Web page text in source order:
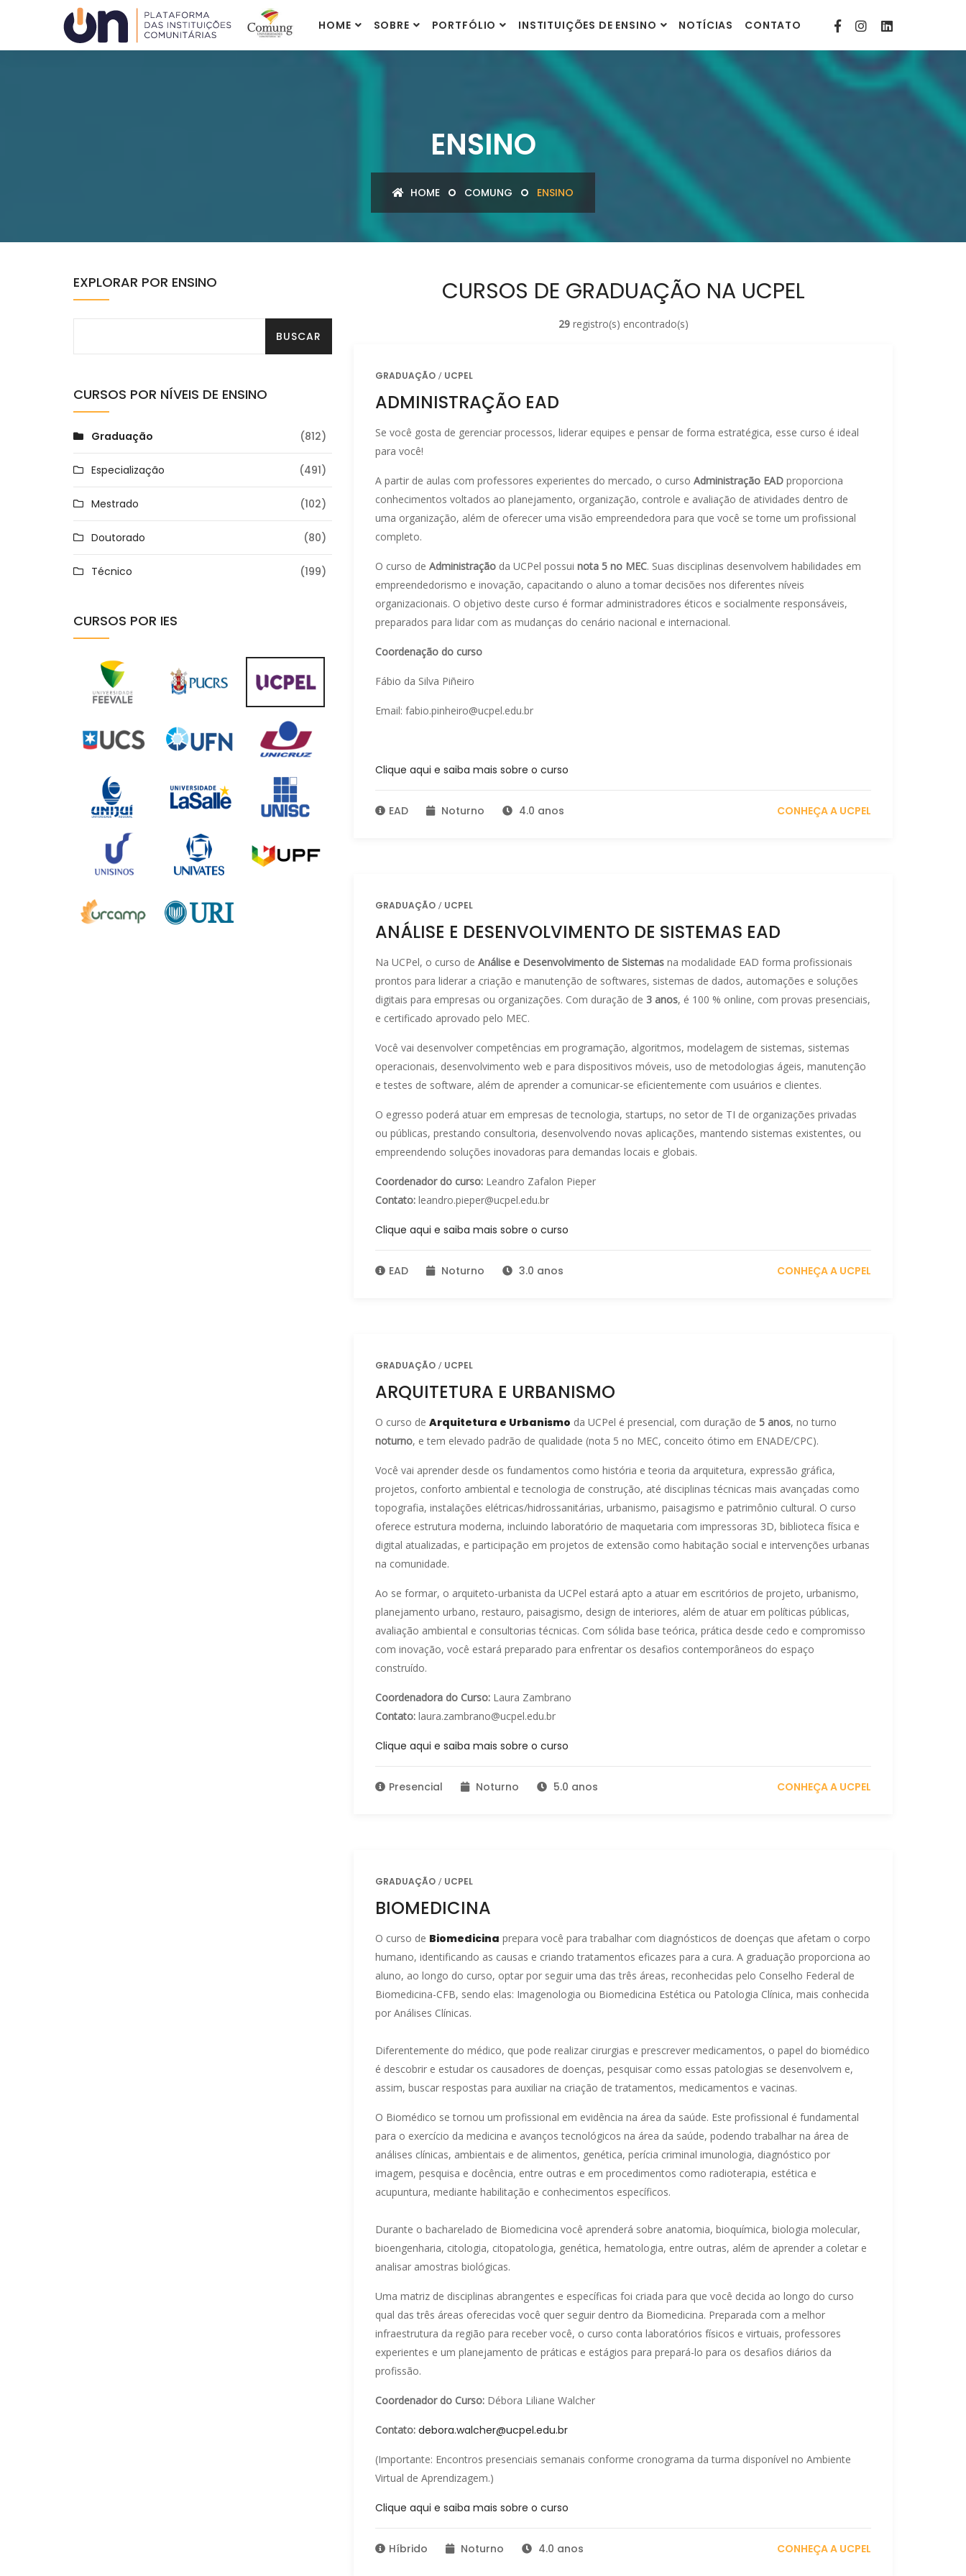
Plataforma ON ACAFE COMUNG contato@comunitarias.org.br
HOME SOBRE PORTFÓLIO INSTITUIÇÕES DE ENSINO NOTÍCIAS CONTATO
ENSINO
HOME COMUNG ENSINO
CURSOS DE GRADUAÇÃO NA UCPEL
29registro(s) encontrado(s)
GRADUAÇÃO UCPEL
ADMINISTRAÇÃO EAD
Se você gosta de gerenciar processos, liderar equipes e pensar de forma estratégica, esse curso é ideal
para você!
A partir de aulas com professores experientes do mercado, o curso Administração EAD proporciona
conhecimentos voltados ao planejamento, organização, controle e avaliação de atividades dentro de
uma organização, além de oferecer uma visão empreendedora para que você se torne um profissional
completo.
O curso de Administração da UCPel possui nota 5 no MEC. Suas disciplinas desenvolvem habilidades em
empreendedorismo e inovação, capacitando o aluno a tomar decisões nos diferentes níveis
organizacionais. O objetivo deste curso é formar administradores éticos e socialmente responsáveis,
preparados para lidar com as mudanças do cenário nacional e internacional.
Coordenação do curso
Fábio da Silva Piñeiro
Email: fabio.pinheiro@ucpel.edu.br
Clique aqui e saiba mais sobre o curso
EAD Noturno 4.0 anos CONHEÇA A UCPEL
GRADUAÇÃO UCPEL
ANÁLISE E DESENVOLVIMENTO DE SISTEMAS EAD
Na UCPel, o curso de Análise e Desenvolvimento de Sistemas na modalidade EAD forma profissionais
prontos para liderar a criação e manutenção de softwares, sistemas de dados, automações e soluções
digitais para empresas ou organizações. Com duração de 3 anos, é 100 % online, com provas presenciais,
e certificado aprovado pelo MEC.
Você vai desenvolver competências em programação, algoritmos, modelagem de sistemas, sistemas
operacionais, desenvolvimento web e para dispositivos móveis, uso de metodologias ágeis, manutenção
e testes de software, além de aprender a comunicar-se eficientemente com usuários e clientes.
O egresso poderá atuar em empresas de tecnologia, startups, no setor de TI de organizações privadas
ou públicas, prestando consultoria, desenvolvendo novas aplicações, mantendo sistemas existentes, ou
empreendendo soluções inovadoras para demandas locais e globais.
Coordenador do curso: Leandro Zafalon Pieper
Contato: leandro.pieper@ucpel.edu.br
Clique aqui e saiba mais sobre o curso
EAD Noturno 3.0 anos CONHEÇA A UCPEL
GRADUAÇÃO UCPEL
ARQUITETURA E URBANISMO
O curso de Arquitetura e Urbanismo da UCPel é presencial, com duração de 5 anos, no turno
noturno, e tem elevado padrão de qualidade (nota 5 no MEC, conceito ótimo em ENADE/CPC).
Você vai aprender desde os fundamentos como história e teoria da arquitetura, expressão gráfica,
projetos, conforto ambiental e tecnologia de construção, até disciplinas técnicas mais avançadas como
topografia, instalações elétricas/hidrossanitárias, urbanismo, paisagismo e patrimônio cultural. O curso
oferece estrutura moderna, incluindo laboratório de maquetaria com impressoras 3D, biblioteca física e
digital atualizadas, e participação em projetos de extensão como habitação social e intervenções urbanas
na comunidade.
Ao se formar, o arquiteto-urbanista da UCPel estará apto a atuar em escritórios de projeto, urbanismo,
planejamento urbano, restauro, paisagismo, design de interiores, além de atuar em políticas públicas,
avaliação ambiental e consultorias técnicas. Com sólida base teórica, prática desde cedo e compromisso
com inovação, você estará preparado para enfrentar os desafios contemporâneos do espaço
construído.
Coordenadora do Curso: Laura Zambrano
Contato: laura.zambrano@ucpel.edu.br
Clique aqui e saiba mais sobre o curso
Presencial Noturno 5.0 anos CONHEÇA A UCPEL
GRADUAÇÃO UCPEL
BIOMEDICINA
O curso de Biomedicina prepara você para trabalhar com diagnósticos de doenças que afetam o corpo
humano, identificando as causas e criando tratamentos eficazes para a cura. A graduação proporciona ao
aluno, ao longo do curso, optar por seguir uma das três áreas, reconhecidas pelo Conselho Federal de
Biomedicina-CFB, sendo elas: Imagenologia ou Biomedicina Estética ou Patologia Clínica, mais conhecida
por Análises Clínicas.
Diferentemente do médico, que pode realizar cirurgias e prescrever medicamentos, o papel do biomédico
é descobrir e estudar os causadores de doenças, pesquisar como essas patologias se desenvolvem e,
assim, buscar respostas para auxiliar na criação de tratamentos, medicamentos e vacinas.
O Biomédico se tornou um profissional em evidência na área da saúde. Este profissional é fundamental
para o exercício da medicina e avanços tecnológicos na área da saúde, podendo trabalhar na área de
análises clínicas, ambientais e de alimentos, genética, perícia criminal imunologia, diagnóstico por
imagem, pesquisa e docência, entre outras e em procedimentos como radioterapia, estética e
acupuntura, mediante habilitação e conhecimentos específicos.
Durante o bacharelado de Biomedicina você aprenderá sobre anatomia, bioquímica, biologia molecular,
bioengenharia, citologia, citopatologia, genética, hematologia, entre outras, além de aprender a coletar e
analisar amostras biológicas.
Uma matriz de disciplinas abrangentes e específicas foi criada para que você decida ao longo do curso
qual das três áreas oferecidas você quer seguir dentro da Biomedicina. Preparada com a melhor
infraestrutura da região para receber você, o curso conta laboratórios físicos e virtuais, professores
experientes e um planejamento de práticas e estágios para prepará-lo para os desafios diários da
profissão.
Coordenador do Curso: Débora Liliane Walcher
Contato: debora.walcher@ucpel.edu.br
(Importante: Encontros presenciais semanais conforme cronograma da turma disponível no Ambiente
Virtual de Aprendizagem.)
Clique aqui e saiba mais sobre o curso
Híbrido Noturno 4.0 anos CONHEÇA A UCPEL
EXPLORAR POR ENSINO
CURSOS POR NÍVEIS DE ENSINO
Graduação (812)
Especialização (491)
Mestrado (102)
Doutorado (80)
Técnico (199)
CURSOS POR IES